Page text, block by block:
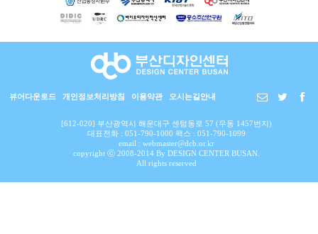
뷰어다운로드 개인정보처리방침 이용약관 오시는길안내
[612-020] 부산광역시 해운대구 센텀동로 57 (우동 1457번지)
대표전화 : 051-790-1000 팩스 : 051-790-1099
email : webmaster@dcb.or.kr
copyright ⓒ 2008-2014 By DESIGN CENTER BUSAN.
All rights reserved